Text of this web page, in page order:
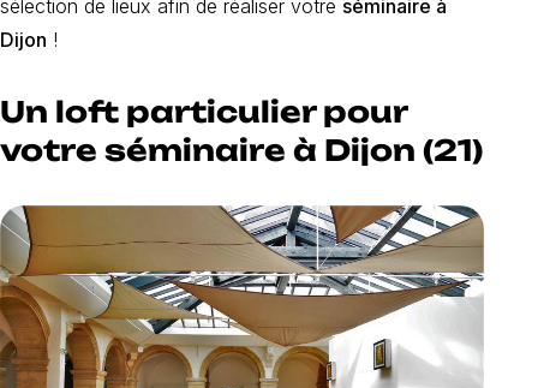
sélection de lieux afin de réaliser votre séminaire à
Dijon !
Un loft particulier pour
votre séminaire à Dijon (21)